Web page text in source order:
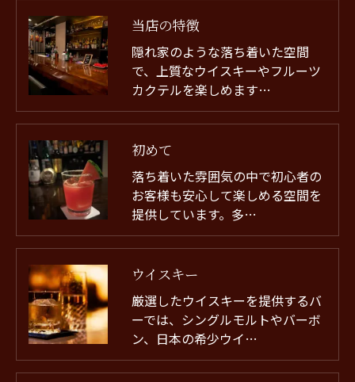
当店の特徴
隠れ家のような落ち着いた空間
で、上質なウイスキーやフルーツ
カクテルを楽しめます…
初めて
落ち着いた雰囲気の中で初心者の
お客様も安心して楽しめる空間を
提供しています。多…
ウイスキー
厳選したウイスキーを提供するバ
ーでは、シングルモルトやバーボ
ン、日本の希少ウイ…